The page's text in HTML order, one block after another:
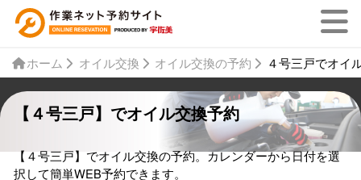
ホーム オイル交換 オイル交換の予約 ４号三戸でオイ
【４号三戸】でオイル交換予約
【４号三戸】でオイル交換の予約。カレンダーから日付を選
択して簡単WEB予約できます。